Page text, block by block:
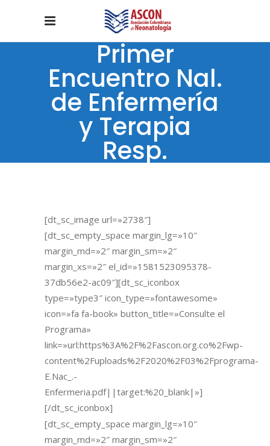
Primer
Encuentro Nal.
de Enfermería
y Terapia
Resp.
[dt_sc_image url=»2738″]
[dt_sc_empty_space margin_lg=»10″
margin_md=»2″ margin_sm=»2″
margin_xs=»2″ el_id=»1581523095378-
37db56e2-ac09″][dt_sc_iconbox
type=»type3″ icon_type=»fontawesome»
icon=»fa fa-book» button_title=»Consulte el
Programa»
link=»url:https%3A%2F%2Fascon.org.co%2Fwp-
content%2Fuploads%2F2020%2F03%2Fprograma-
E.Nac_.-
Enfermeria.pdf||target:%20_blank|»]
[/dt_sc_iconbox]
[dt_sc_empty_space margin_lg=»10″
margin_md=»2″ margin_sm=»2″